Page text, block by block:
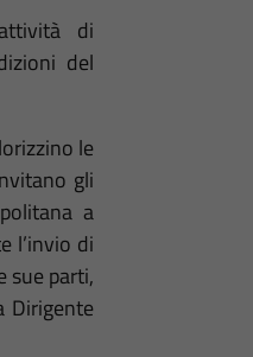
di
del
le
gli
a
l’invio di
sue parti,
Dirigente